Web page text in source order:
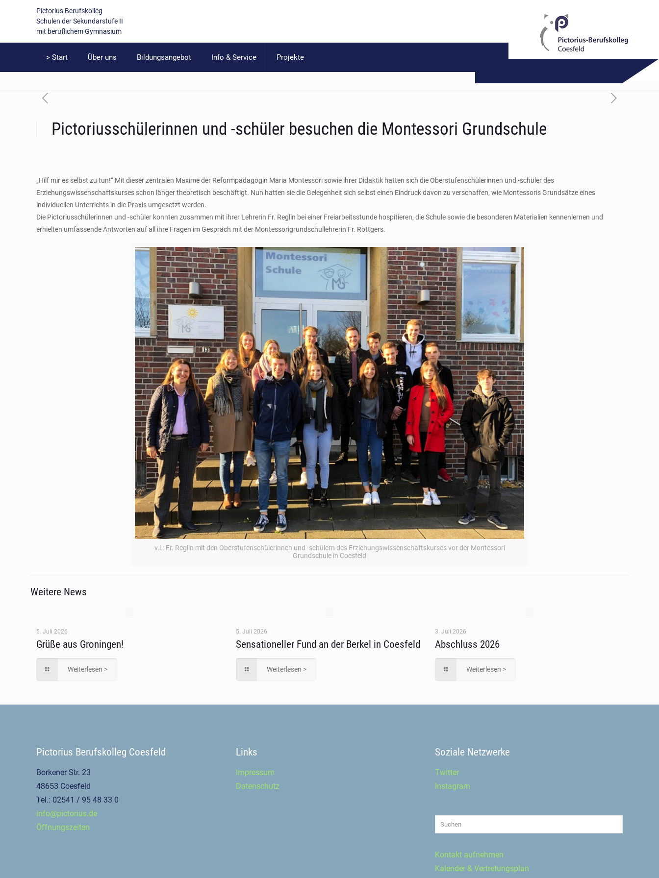
Pictorius Berufskolleg
Schulen der Sekundarstufe II
mit beruflichem Gymnasium
> Start Über uns Bildungsangebot Info & Service Projekte
Pictoriusschülerinnen und -schüler besuchen die Montessori Grundschule
„Hilf mir es selbst zu tun!“ Mit dieser zentralen Maxime der Reformpädagogin Maria Montessori sowie ihrer Didaktik hatten sich die Oberstufenschülerinnen und -schüler des
Erziehungswissenschaftskurses schon länger theoretisch beschäftigt. Nun hatten sie die Gelegenheit sich selbst einen Eindruck davon zu verschaffen, wie Montessoris Grundsätze eines
individuellen Unterrichts in die Praxis umgesetzt werden.
Die Pictoriusschülerinnen und -schüler konnten zusammen mit ihrer Lehrerin Fr. Reglin bei einer Freiarbeitsstunde hospitieren, die Schule sowie die besonderen Materialien kennenlernen und
erhielten umfassende Antworten auf all ihre Fragen im Gespräch mit der Montessorigrundschullehrerin Fr. Röttgers.
v.l.: Fr. Reglin mit den Oberstufenschülerinnen und -schülern des Erziehungswissenschaftskurses vor der Montessori
Grundschule in Coesfeld
Weitere News
5. Juli 2026
Grüße aus Groningen!
Weiterlesen >
5. Juli 2026
Sensationeller Fund an der Berkel in Coesfeld
Weiterlesen >
3. Juli 2026
Abschluss 2026
Weiterlesen >
Pictorius Berufskolleg Coesfeld
Borkener Str. 23
48653 Coesfeld
Tel.: 02541 / 95 48 33 0
info@pictorius.de
Öffnungszeiten
Links
Impressum
Datenschutz
Soziale Netzwerke
Twitter
Instagram
Kontakt aufnehmen
Kalender & Vertretungsplan